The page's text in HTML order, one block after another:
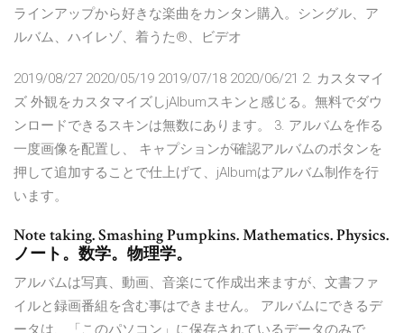
ラインアップから好きな楽曲をカンタン購入。シングル、ア
ルバム、ハイレゾ、着うた®、ビデオ
2019/08/27 2020/05/19 2019/07/18 2020/06/21 2. カスタマイ
ズ 外観をカスタマイズしjAlbumスキンと感じる。無料でダウ
ンロードできるスキンは無数にあります。 3. アルバムを作る
一度画像を配置し、 キャプションが確認アルバムのボタンを
押して追加することで仕上げて、jAlbumはアルバム制作を行
います。
Note taking. Smashing Pumpkins. Mathematics. Physics.
ノート。数学。物理学。
アルバムは写真、動画、音楽にて作成出来ますが、文書ファ
イルと録画番組を含む事はできません。 アルバムにできるデ